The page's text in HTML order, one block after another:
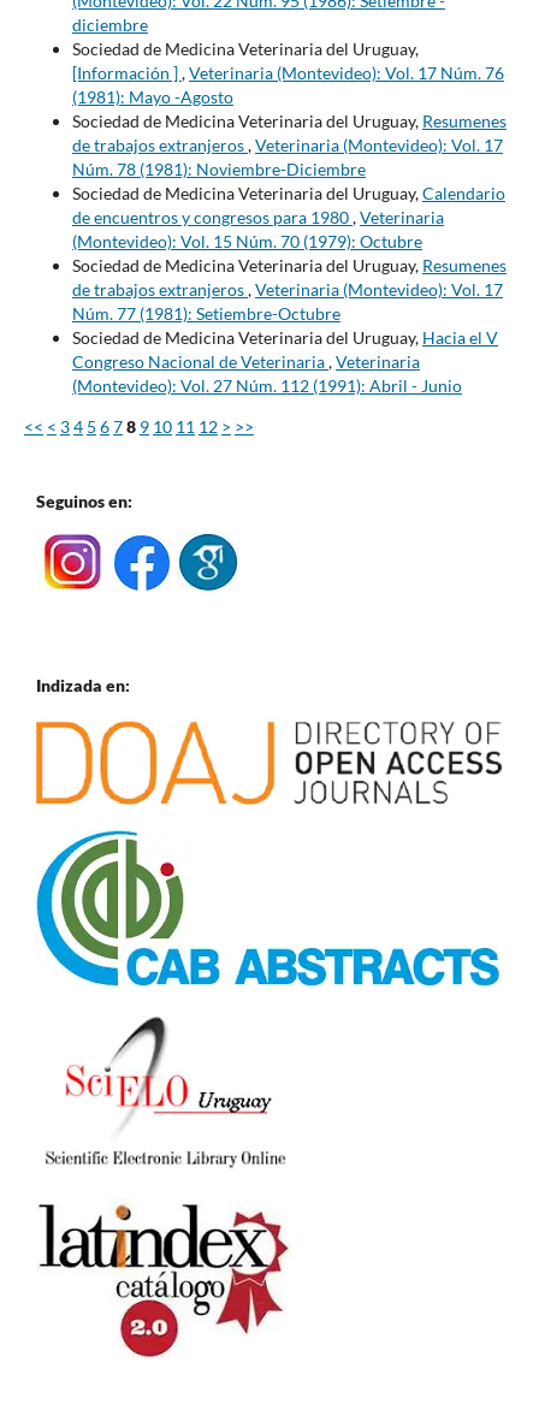
diciembre
Sociedad de Medicina Veterinaria del Uruguay,
[Información ],Veterinaria (Montevideo): Vol. 17 Núm. 76
(1981): Mayo -Agosto
Sociedad de Medicina Veterinaria del Uruguay, Resumenes
de trabajos extranjeros,Veterinaria (Montevideo): Vol. 17
Núm. 78 (1981): Noviembre-Diciembre
Sociedad de Medicina Veterinaria del Uruguay,Calendario
de encuentros y congresos para 1980,Veterinaria
(Montevideo): Vol. 15 Núm. 70 (1979): Octubre
Sociedad de Medicina Veterinaria del Uruguay, Resumenes
de trabajos extranjeros,Veterinaria (Montevideo): Vol. 17
Núm. 77 (1981): Setiembre-Octubre
Sociedad de Medicina Veterinaria del Uruguay, Hacia el V
Congreso Nacional de Veterinaria,Veterinaria
(Montevideo): Vol. 27 Núm. 112 (1991): Abril - Junio
<< < 34 5 678 9 10 11 12 > >>
Seguinos en:
Indizada en: